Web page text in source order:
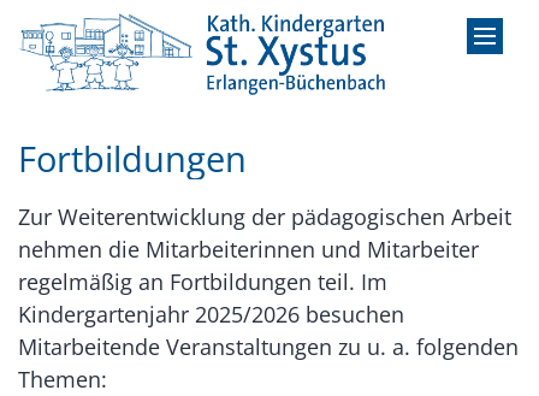
Zum Inhalt springen
Fortbildungen
Zur Weiterentwicklung der pädagogischen Arbeit
nehmen die Mitarbeiterinnen und Mitarbeiter
regelmäßig an Fortbildungen teil. Im
Kindergartenjahr 2025/2026 besuchen
Mitarbeitende Veranstaltungen zu u. a. folgenden
Themen: